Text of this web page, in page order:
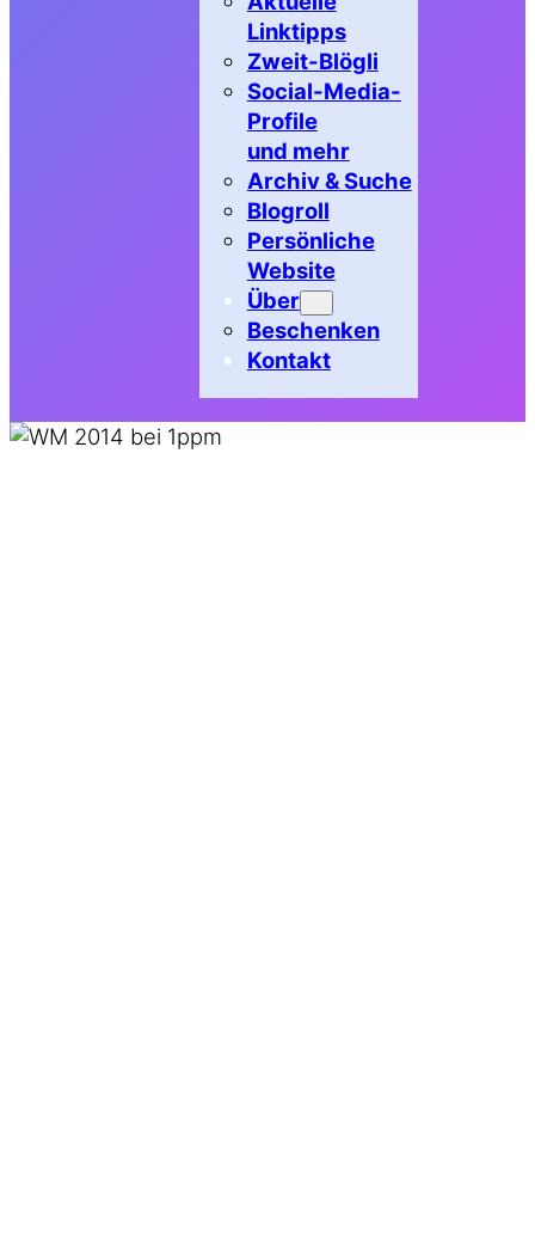
Linktipps
Zweit-Blögli
Social-Media-
Profile
und mehr
Archiv & Suche
Blogroll
Persönliche
Website
Über
Beschenken
Kontakt